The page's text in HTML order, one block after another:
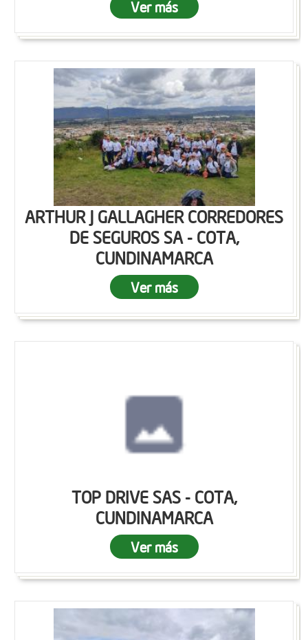
Ver más
ARTHUR J GALLAGHER CORREDORES
DE SEGUROS SA - COTA,
CUNDINAMARCA
Ver más
TOP DRIVE SAS - COTA,
CUNDINAMARCA
Ver más